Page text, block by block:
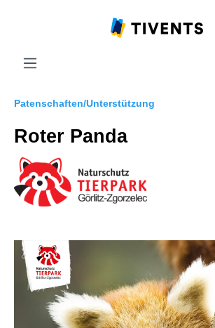
Patenschaften/Unterstützung
Roter Panda